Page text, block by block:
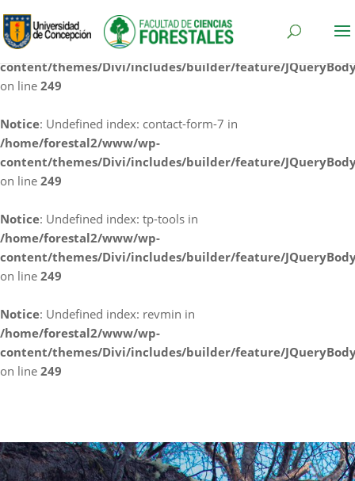
Notice: Undefined index: cf7rl-redirect_method in
/home/forestal2/www/wp-
content/themes/Divi/includes/builder/feature/
on line 249
Notice: Undefined index: contact-form-7 in
/home/forestal2/www/wp-
content/themes/Divi/includes/builder/feature/
on line 249
Notice: Undefined index: tp-tools in
/home/forestal2/www/wp-
content/themes/Divi/includes/builder/feature/
on line 249
Notice: Undefined index: revmin in
/home/forestal2/www/wp-
content/themes/Divi/includes/builder/feature/
on line 249